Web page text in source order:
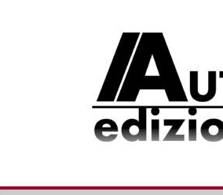
Auto
Edizione
La